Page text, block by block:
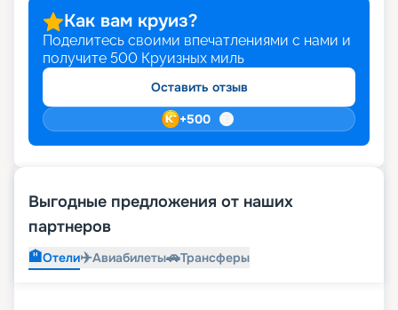
Как вам круиз?
Поделитесь своими впечатлениями с нами и
получите 500 Круизных миль
Оставить отзыв
+500
Выгодные предложения от наших
партнеров
🏨Отели✈️Авиабилеты🚗Трансферы